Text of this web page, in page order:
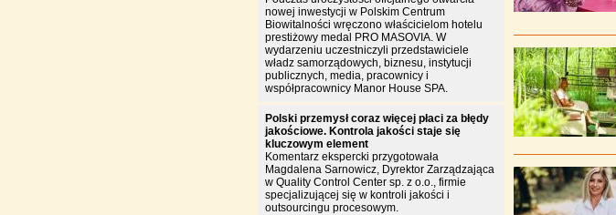
nowej inwestycji w Polskim Centrum
Biowitalności wręczono właścicielom hotelu
prestiżowy medal PRO MASOVIA. W
wydarzeniu uczestniczyli przedstawiciele
władz samorządowych, biznesu, instytucji
publicznych, media, pracownicy i
współpracownicy Manor House SPA.
Polski przemysł coraz więcej płaci za błędy
jakościowe. Kontrola jakości staje się
kluczowym element
Komentarz ekspercki przygotowała
Magdalena Sarnowicz, Dyrektor Zarządzająca
w Quality Control Center sp. z o.o., firmie
specjalizującej się w kontroli jakości i
outsourcingu procesowym.